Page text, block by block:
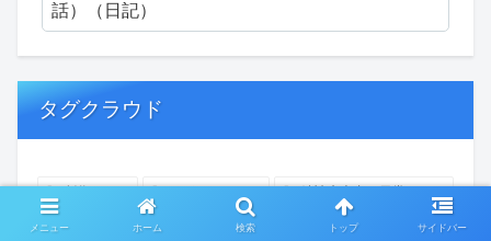
話）（日記）
タグクラウド
創作 おぎゃあ 精神病患者の日常
ちょっと頭冷やそうか 一回休み ついカッとなった
メニュー ホーム 検索 トップ サイドバー